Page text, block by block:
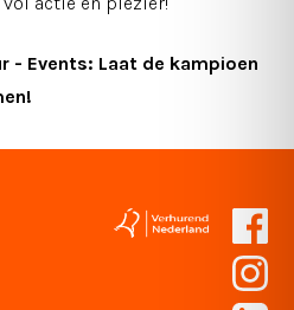
- Events: Laat de kampioen